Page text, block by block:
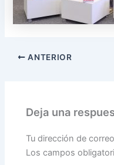
ANTERIOR
Deja una
Tu dirección de
Los campos